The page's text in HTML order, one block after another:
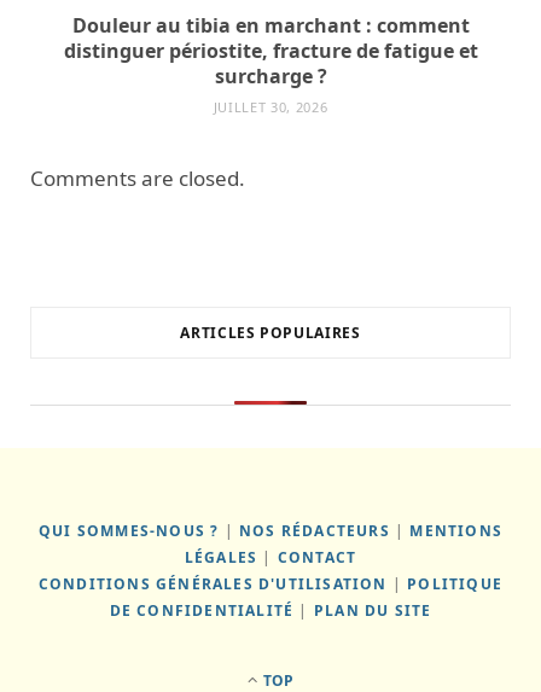
Douleur au tibia en marchant : comment
distinguer périostite, fracture de fatigue et
surcharge ?
JUILLET 30, 2026
Comments are closed.
ARTICLES POPULAIRES
QUI SOMMES-NOUS ? | NOS RÉDACTEURS | MENTIONS
LÉGALES | CONTACT
CONDITIONS GÉNÉRALES D'UTILISATION | POLITIQUE
DE CONFIDENTIALITÉ | PLAN DU SITE
TOP